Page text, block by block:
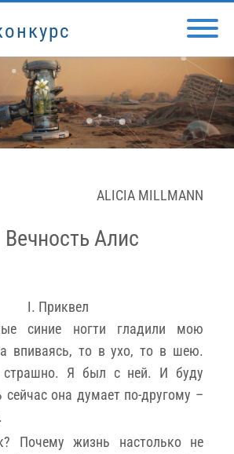
ALICIA MILLMANN
Вечность Алис
I. Приквел
синие ногти гладили мою
впиваясь, то в ухо, то в шею.
Я был с ней. И буду
сейчас она думает по-другому –
Почему жизнь настолько не